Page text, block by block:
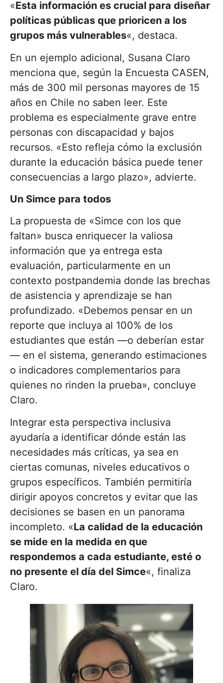
«Esta información es crucial para diseñar
políticas públicas que prioricen a los
grupos más vulnerables«, destaca.
En un ejemplo adicional, Susana Claro
menciona que, según la Encuesta CASEN,
más de 300 mil personas mayores de 15
años en Chile no saben leer. Este
problema es especialmente grave entre
personas con discapacidad y bajos
recursos. «Esto refleja cómo la exclusión
durante la educación básica puede tener
consecuencias a largo plazo», advierte.
Un Simce para todos
La propuesta de «Simce con los que
faltan» busca enriquecer la valiosa
información que ya entrega esta
evaluación, particularmente en un
contexto postpandemia donde las brechas
de asistencia y aprendizaje se han
profundizado. «Debemos pensar en un
reporte que incluya al 100% de los
estudiantes que están —o deberían estar
— en el sistema, generando estimaciones
o indicadores complementarios para
quienes no rinden la prueba», concluye
Claro.
Integrar esta perspectiva inclusiva
ayudaría a identificar dónde están las
necesidades más críticas, ya sea en
ciertas comunas, niveles educativos o
grupos específicos. También permitiría
dirigir apoyos concretos y evitar que las
decisiones se basen en un panorama
incompleto. «La calidad de la educación
se mide en la medida en que
respondemos a cada estudiante, esté o
no presente el día del Simce«, finaliza
Claro.